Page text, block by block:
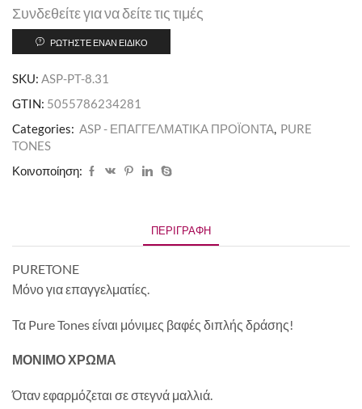
Συνδεθείτε για να δείτε τις τιμές
ΡΩΤΉΣΤΕ ΈΝΑΝ ΕΙΔΙΚΌ
SKU: ASP-PT-8.31
GTIN: 5055786234281
Categories: ASP - ΕΠΑΓΓΕΛΜΑΤΙΚΑ ΠΡΟΪΟΝΤΑ, PURE
TONES
Κοινοποίηση:
ΠΕΡΙΓΡΑΦΉ
PURETONE
Μόνο για επαγγελματίες.
Τα Pure Tones είναι μόνιμες βαφές διπλής δράσης!
ΜΟΝΙΜΟ ΧΡΩΜΑ
Όταν εφαρμόζεται σε στεγνά μαλλιά.